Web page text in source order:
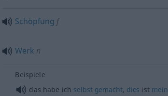
Schöpfung f
Werk n
Beispiele
das habe ich selbst gemacht, dies ist mein